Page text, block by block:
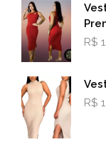
R$
R$